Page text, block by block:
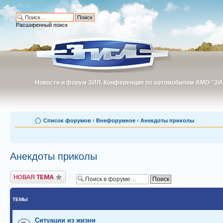
Новости и форум ЗИЛ. Конференция по автомобилям АМО
Новости и форум ЗИЛ. Конференция по автомобилям АМО
Расширенный поиск
Список форумов ‹ Внефорумное ‹ Анекдоты приколы
Анекдоты приколы
Новая тема
ТЕМЫ
Ситуации из жизни